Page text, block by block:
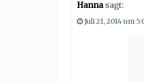
Hanna sagt:
Juli 21, 2014 um